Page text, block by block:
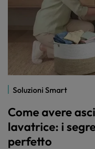
Soluzioni Smart
Come avere
lavatrice: i
perfetto